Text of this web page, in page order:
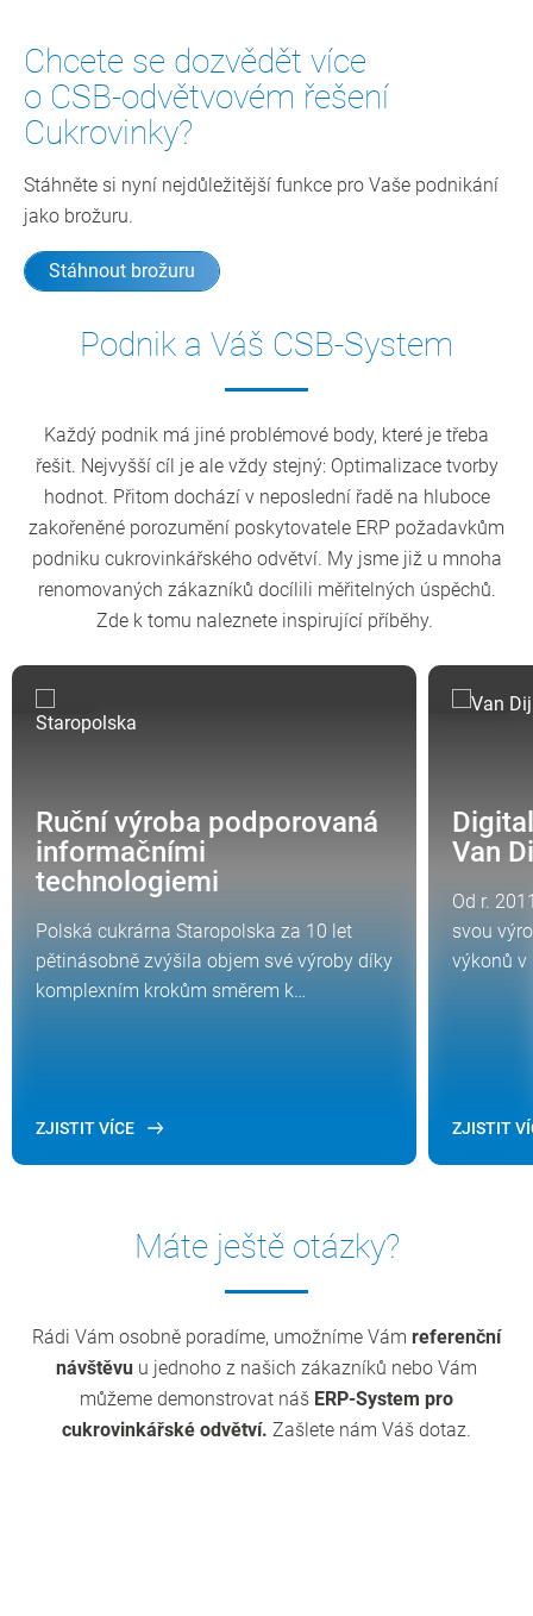
Chcete se dozvědět více
o CSB-odvětvovém řešení
Cukrovinky?
Stáhněte si nyní nejdůležitější funkce pro Vaše podnikání
jako brožuru.
Stáhnout brožuru
Podnik a Váš CSB-System
Každý podnik má jiné problémové body, které je třeba
řešit. Nejvyšší cíl je ale vždy stejný: Optimalizace tvorby
hodnot. Přitom dochází v neposlední řadě na hluboce
zakořeněné porozumění poskytovatele ERP požadavkům
podniku cukrovinkářského odvětví. My jsme již u mnoha
renomovaných zákazníků docílili měřitelných úspěchů.
Zde k tomu naleznete inspirující příběhy.
Ruční výroba podporovaná
informačními
technologiemi
Polská cukrárna Staropolska za 10 let
pětinásobně zvýšila objem své výroby díky
komplexním krokům směrem k…
ZJISTIT VÍCE
PŘÍBĚH
Van
Od r.
svou
výkonů v
ZJISTIT
Máte ještě otázky?
Rádi Vám osobně poradíme, umožníme Vám referenční
návštěvu u jednoho z našich zákazníků nebo Vám
můžeme demonstrovat náš ERP-System pro
cukrovinkářské odvětví. Zašlete nám Váš dotaz.